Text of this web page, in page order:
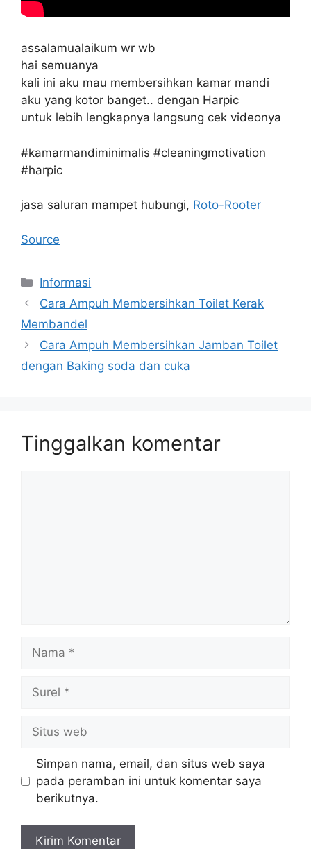
assalamualaikum wr wb
hai semuanya
kali ini aku mau membersihkan kamar mandi
aku yang kotor banget.. dengan Harpic
untuk lebih lengkapnya langsung cek videonya
#kamarmandiminimalis #cleaningmotivation
#harpic
jasa saluran mampet hubungi, Roto-Rooter
Source
Kategori
Informasi
Cara Ampuh Membersihkan Toilet Kerak
Membandel
Cara Ampuh Membersihkan Jamban Toilet
dengan Baking soda dan cuka
Tinggalkan komentar
web
Simpan nama, email, dan situs web saya
pada peramban ini untuk komentar saya
berikutnya.